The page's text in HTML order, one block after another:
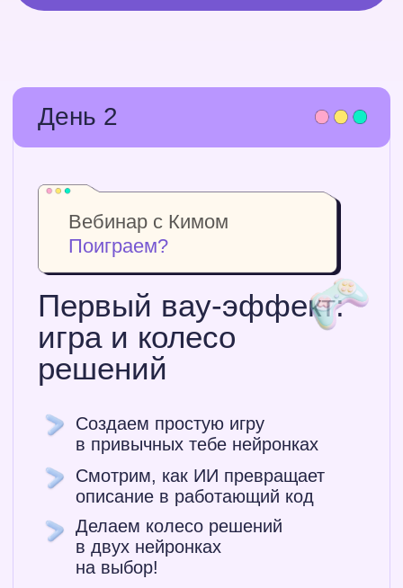
и спокойную
доработку
Не хватило времени посмотреть
вебинары? Сделай это сейчас!
Доделаешь проект после
первых двух домашек
Спокойно потестируешь
разные сервисы и
варианты
Подготовишься
к финальному дню
Доделай все задания
Забрать уроки
День на ДЗ
День 5